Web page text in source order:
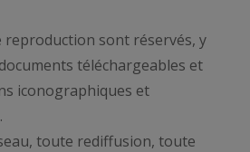
reproduction sont réservés, y
téléchargeables et
iconographiques et
toute rediffusion, toute